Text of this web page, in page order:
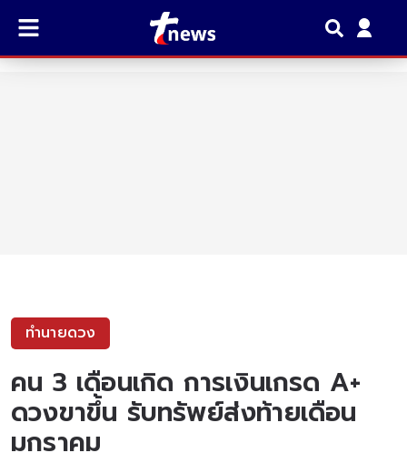
ทำนายดวง
คน 3 เดือนเกิด การเงินเกรด A+
ดวงขาขึ้น รับทรัพย์ส่งท้ายเดือน
มกราคม